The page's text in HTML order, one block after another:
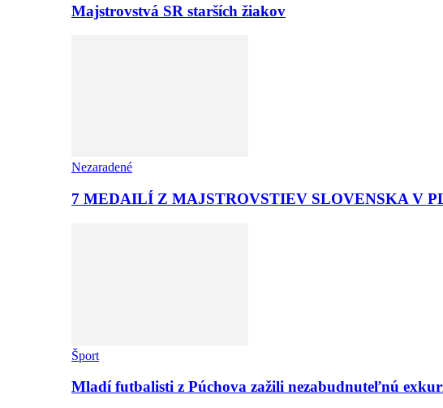
Majstrovstvá SR starších žiakov
Nezaradené
7 MEDAILÍ Z MAJSTROVSTIEV SLOVENSKA V
Šport
Mladí futbalisti z Púchova zažili nezabudnuteľnú